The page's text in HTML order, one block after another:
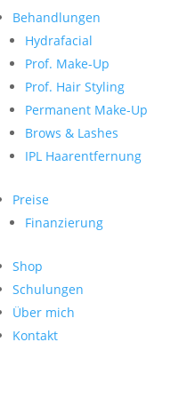
Behandlungen
Hydrafacial
Prof. Make-Up
Prof. Hair Styling
Permanent Make-Up
Brows & Lashes
IPL Haarentfernung
Preise
Finanzierung
Shop
Schulungen
Über mich
Kontakt
nach:
Neueste Kommentare
Archiv
Kategorien
Keine Kategorien
Meta
Anmelden
Feed der Einträge
WordPress.org
Search
nach:
Archive
Kontakt
Impressum
Datenschutz